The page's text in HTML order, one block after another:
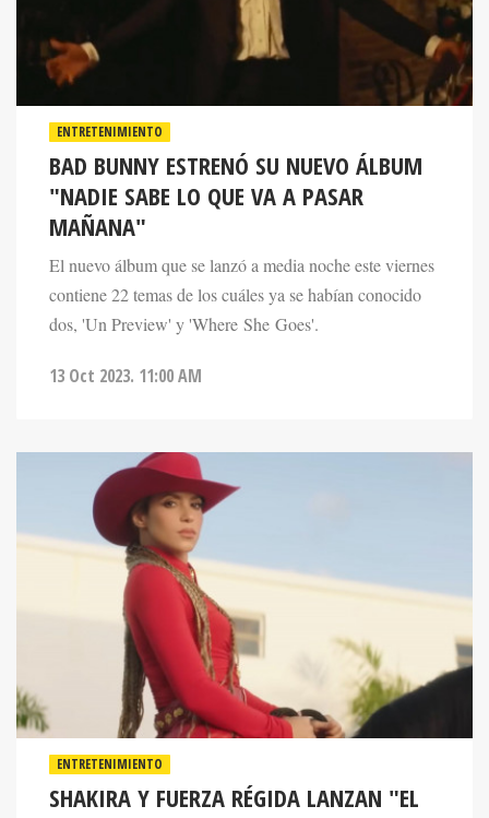
BAD BUNNY ESTRENÓ SU NUEVO ÁLBUM
"NADIE SABE LO QUE VA A PASAR
MAÑANA"
El nuevo álbum que se lanzó a media noche este viernes
contiene 22 temas de los cuáles ya se habían conocido
dos, 'Un Preview' y 'Where She Goes'.
ENTRETENIMIENTO
SHAKIRA Y FUERZA RÉGIDA LANZAN "EL
JEFE" DONDE LE TIRA A SU EXSUEGRO